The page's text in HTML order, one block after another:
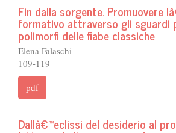
Fin dalla sorgente. Promuovere
formativo attraverso gli sguardi
polimorfi delle fiabe classiche
Elena Falaschi
109-119
pdf
Dallâ€™eclissi del desiderio al